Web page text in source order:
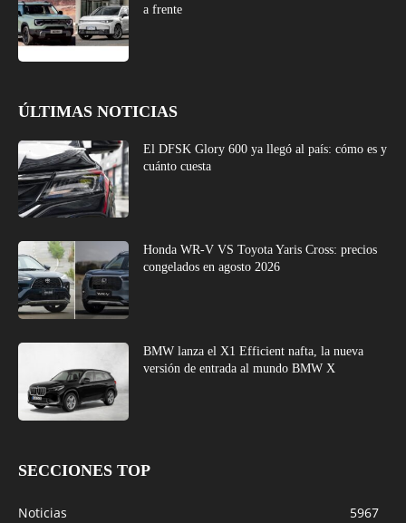
a frente
ÚLTIMAS NOTICIAS
El DFSK Glory 600 ya llegó al país: cómo es y
cuánto cuesta
Honda WR-V VS Toyota Yaris Cross: precios
congelados en agosto 2026
BMW lanza el X1 Efficient nafta, la nueva
versión de entrada al mundo BMW X
SECCIONES TOP
Noticias
5967